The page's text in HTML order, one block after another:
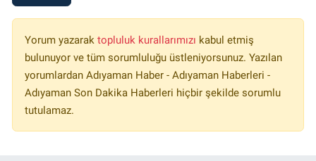
Yorum yazarak topluluk kurallarımızı kabul etmiş
bulunuyor ve tüm sorumluluğu üstleniyorsunuz. Yazılan
yorumlardan Adıyaman Haber - Adıyaman Haberleri -
Adıyaman Son Dakika Haberleri hiçbir şekilde sorumlu
tutulamaz.